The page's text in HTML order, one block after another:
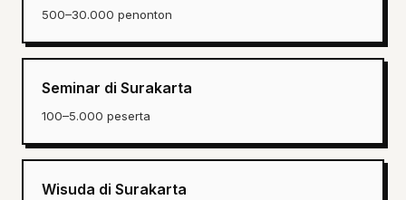
500–30.000 penonton
Seminar di Surakarta
100–5.000 peserta
Wisuda di Surakarta